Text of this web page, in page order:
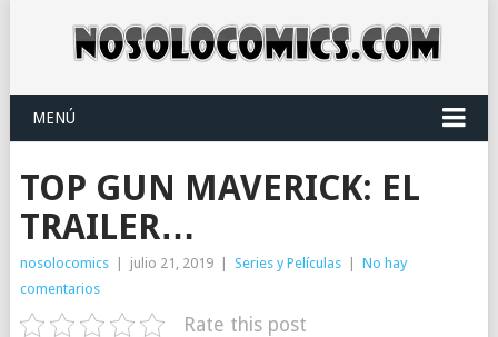
MENÚ
TOP GUN MAVERICK: EL
TRAILER…
nosolocomics julio 21, 2019 Series y Películas
No hay
comentarios
Rate this post